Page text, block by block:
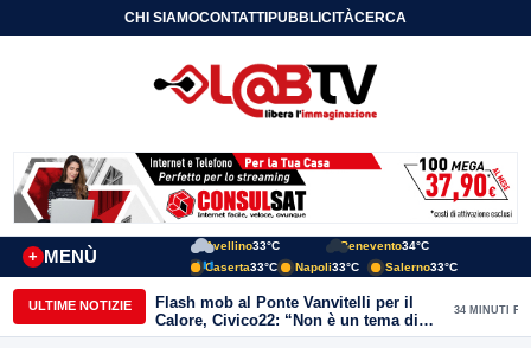
CHI SIAMOCONTATTIPUBBLICITÀCERCA
MENÙ
+
Avellino33°C Benevento34°C
Caserta33°C Napoli33°C Salerno33°C
ULTIME NOTIZIE
Flash mob al Ponte Vanvitelli per il
Calore, Civico22: “Non è un tema di
quartiere, riguarda tutta Benevento”
34 MINUTI FA